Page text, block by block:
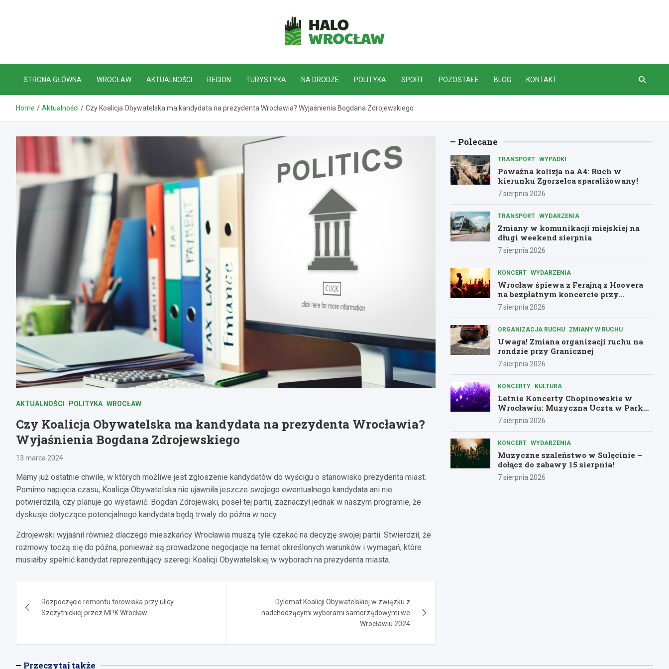
HaloWrocław.pl
STRONA GŁÓWNA WROCŁAW AKTUALNOŚCI REGION TURYSTYKA NA DRODZE POLITYKA SPORT POZOSTAŁE BLOG KONTAKT
Home Aktualności Czy Koalicja Obywatelska ma kandydata na prezydenta Wrocławia? Wyjaśnienia Bogdana Zdrojewskiego
AKTUALNOŚCI POLITYKA WROCŁAW
Czy Koalicja Obywatelska ma kandydata na prezydenta Wrocławia?
Wyjaśnienia Bogdana Zdrojewskiego
13 marca 2024
Mamy już ostatnie chwile, w których możliwe jest zgłoszenie kandydatów do wyścigu o stanowisko prezydenta miast.
Pomimo napięcia czasu, Koalicja Obywatelska nie ujawniła jeszcze swojego ewentualnego kandydata ani nie
potwierdziła, czy planuje go wystawić. Bogdan Zdrojewski, poseł tej partii, zaznaczył jednak w naszym programie, że
dyskusje dotyczące potencjalnego kandydata będą trwały do późna w nocy.
Zdrojewski wyjaśnił również dlaczego mieszkańcy Wrocławia muszą tyle czekać na decyzję swojej partii. Stwierdził, że
rozmowy toczą się do późna, ponieważ są prowadzone negocjacje na temat określonych warunków i wymagań, które
musiałby spełnić kandydat reprezentujący szeregi Koalicji Obywatelskiej w wyborach na prezydenta miasta.
wpisu
Rozpoczęcie remontu torowiska przy ulicy
Szczytnickiej przez MPK Wrocław
Dylemat Koalicji Obywatelskiej w związku z
nadchodzącymi wyborami samorządowymi we
Wrocławiu 2024
Polecane
TRANSPORT WYPADKI
Poważna kolizja na A4: Ruch w
kierunku Zgorzelca sparaliżowany!
7 sierpnia 2026
TRANSPORT WYDARZENIA
Zmiany w komunikacji miejskiej na
długi weekend sierpnia
7 sierpnia 2026
KONCERT WYDARZENIA
Wrocław śpiewa z Ferajną z Hoovera
na bezpłatnym koncercie przy
Komuny Paryskiej
7 sierpnia 2026
ORGANIZACJA RUCHU ZMIANY W RUCHU
Uwaga! Zmiana organizacji ruchu na
rondzie przy Granicznej
7 sierpnia 2026
KONCERTY KULTURA
Letnie Koncerty Chopinowskie w
Wrocławiu: Muzyczna Uczta w Parku
Południowym!
7 sierpnia 2026
KONCERT WYDARZENIA
Muzyczne szaleństwo w Sulęcinie –
dołącz do zabawy 15 sierpnia!
7 sierpnia 2026
Przeczytaj także